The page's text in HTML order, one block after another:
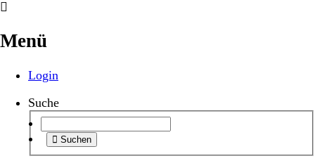
Menü
Login
Suche
Suchen